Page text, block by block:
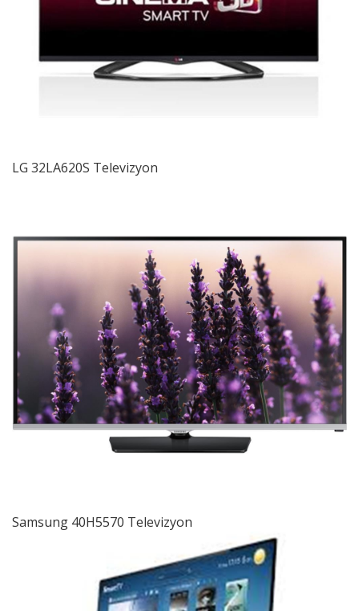
LG 32LA620S Televizyon
Samsung 40H5570 Televizyon